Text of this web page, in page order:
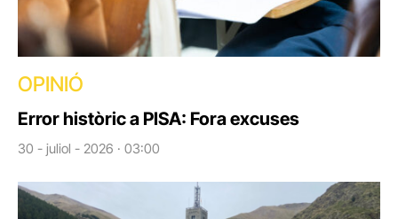
OPINIÓ
Error històric a PISA: Fora excuses
30 - juliol - 2026 · 03:00